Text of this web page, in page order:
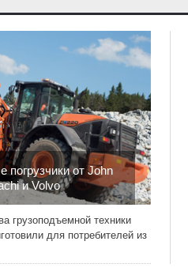
от John
и Volvo
грузоподъемной техники
для потребителей из